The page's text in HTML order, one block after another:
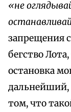
«не
запрещения
бегство
остановка
дальнейший,
том, что